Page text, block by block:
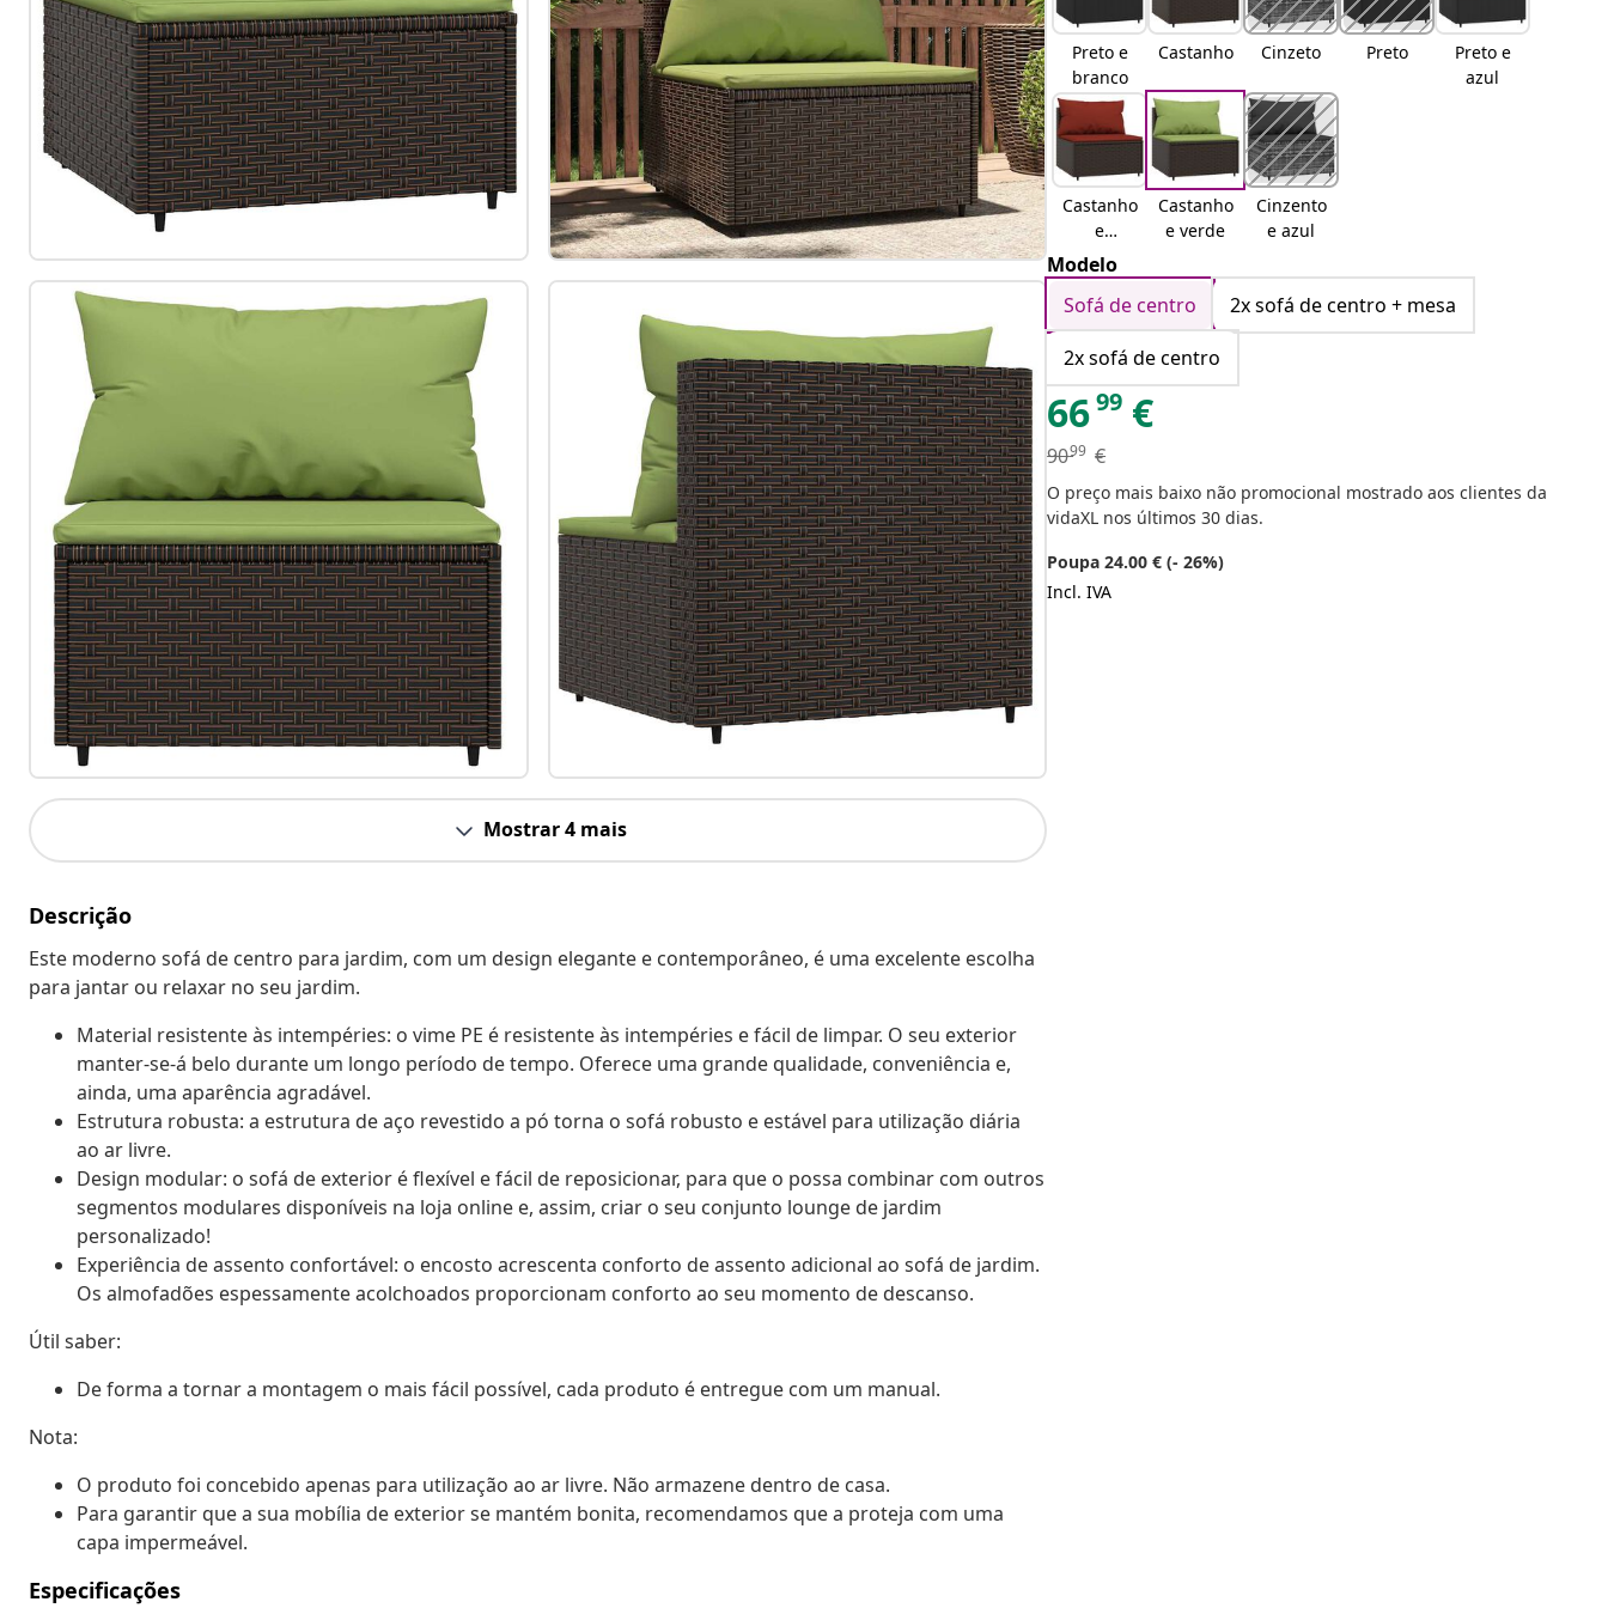
Mostrar 4 mais
Descrição
Este moderno sofá de centro para jardim, com um design elegante e contemporâneo, é uma excelente escolha
para jantar ou relaxar no seu jardim.
Material resistente às intempéries: o vime PE é resistente às intempéries e fácil de limpar. O seu exterior
manter-se-á belo durante um longo período de tempo. Oferece uma grande qualidade, conveniência e,
ainda, uma aparência agradável.
Estrutura robusta: a estrutura de aço revestido a pó torna o sofá robusto e estável para utilização diária
ao ar livre.
Design modular: o sofá de exterior é flexível e fácil de reposicionar, para que o possa combinar com outros
segmentos modulares disponíveis na loja online e, assim, criar o seu conjunto lounge de jardim
personalizado!
Experiência de assento confortável: o encosto acrescenta conforto de assento adicional ao sofá de jardim.
Os almofadões espessamente acolchoados proporcionam conforto ao seu momento de descanso.
Útil saber:
De forma a tornar a montagem o mais fácil possível, cada produto é entregue com um manual.
Nota:
O produto foi concebido apenas para utilização ao ar livre. Não armazene dentro de casa.
Para garantir que a sua mobília de exterior se mantém bonita, recomendamos que a proteja com uma
capa impermeável.
Especificações
Preto e
branco
Castanho Cinzeto Preto
Preto e
azul
Castanho
e
vermelho
Castanho
e verde
Cinzento
e azul
Modelo
Sofá de centro
2x sofá de centro + mesa
2x sofá de centro
6699 €
9099 €
O preço mais baixo não promocional mostrado aos clientes da
vidaXL nos últimos 30 dias.
Poupa 24.00 € (- 26%)
Incl. IVA